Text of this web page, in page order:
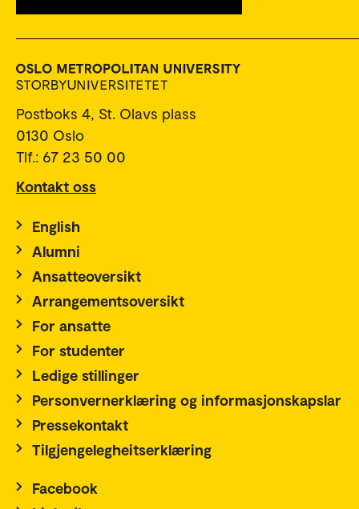
Postboks 4, St. Olavs plass
0130 Oslo
Tlf.: 67 23 50 00
Kontakt oss
English
Alumni
Ansatteoversikt
Arrangementsoversikt
For ansatte
For studenter
Ledige stillinger
Personvernerklæring og informasjonskapslar
Pressekontakt
Tilgjengelegheitserklæring
Facebook